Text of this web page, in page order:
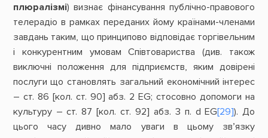
плюралізмі) визнає фінансування публічно-правового
телерадіо в рамках переданих йому країнами-членами
завдань таким, що принципово відповідає торгівельним
і конкурентним умовам Співтовариства (див. також
виключні положення для підприємств, яким довірені
послуги що становлять загальний економічний інтерес
– ст. 86 [кол. ст. 90] абз. 2 EG; стосовно допомоги на
культуру – ст. 87 [кол. ст. 92] абз. 3 п. d EG[29]). До
цього часу дивно мало уваги в цьому зв’язку